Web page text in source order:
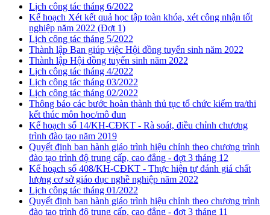
Lịch công tác tháng 6/2022
Kế hoạch Xét kết quả học tập toàn khóa, xét công nhận tốt
nghiệp năm 2022 (Đợt 1)
Lịch công tác tháng 5/2022
Thành lập Ban giúp việc Hội đồng tuyển sinh năm 2022
Thành lập Hội đồng tuyển sinh năm 2022
Lịch công tác tháng 4/2022
Lịch công tác tháng 03/2022
Lịch công tác tháng 02/2022
Thông báo các bước hoàn thành thủ tục tổ chức kiểm tra/thi
kết thúc môn học/mô đun
Kế hoạch số 14/KH-CĐKT - Rà soát, điều chỉnh chương
trình đào tạo năm 2019
Quyết định ban hành giáo trình hiệu chỉnh theo chương trình
đào tạo trình độ trung cấp, cao đẳng - đợt 3 tháng 12
Kế hoạch số 408/KH-CĐKT - Thực hiện tự đánh giá chất
lượng cơ sở giáo dục nghề nghiệp năm 2022
Lịch công tác tháng 01/2022
Quyết định ban hành giáo trình hiệu chỉnh theo chương trình
đào tạo trình độ trung cấp, cao đẳng - đợt 3 tháng 11